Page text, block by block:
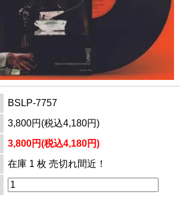
BSLP-7757
3,800円(税込4,180円)
3,800円(税込4,180円)
在庫 1 枚 売切れ間近！